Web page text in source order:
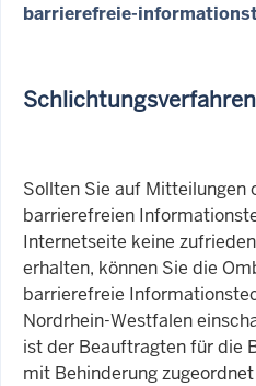
barrierefreie-
Sollten Sie auf Mitteilungen
barrierefreien
Internetseite keine
erhalten, können Sie die
barrierefreie
Nordrhein-Westfalen
ist der Beauftragten für die
mit Behinderung